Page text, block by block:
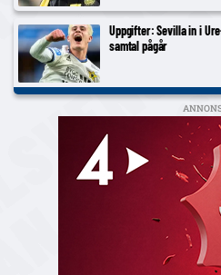
Uppgifter: Sevilla in i
samtal pågår